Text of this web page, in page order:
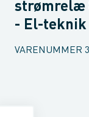
strømrelæ
- El-teknik
VARENUMMER